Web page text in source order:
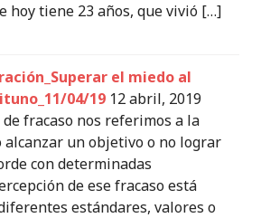
hoy tiene 23 años, que vivió […]
el miedo al
04/19 12 abril, 2019
fracaso nos referimos a la
un objetivo o no lograr
con determinadas
de ese fracaso está
estándares, valores o